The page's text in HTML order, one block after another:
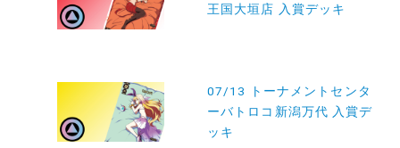
王国大垣店 入賞デッキ
07/13 トーナメントセンタ
ーバトロコ新潟万代 入賞デ
ッキ